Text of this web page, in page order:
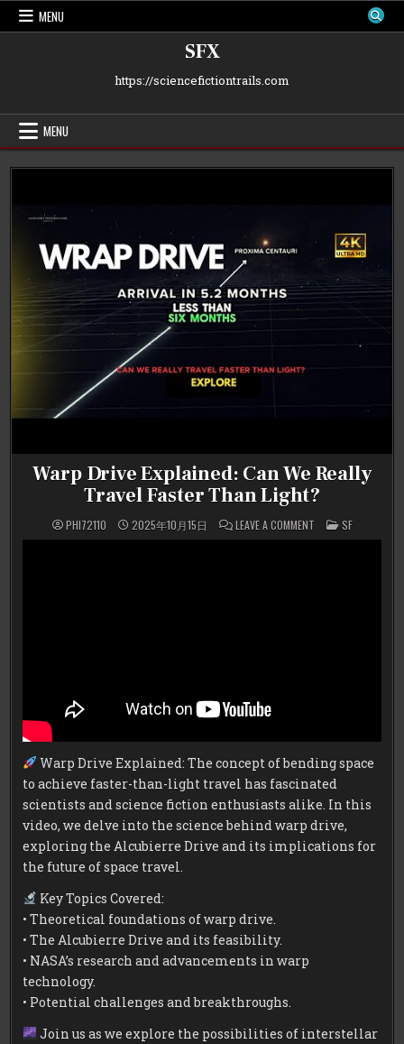
Skip
MENU
SFX
https://sciencefictiontrails.com
MENU
Warp Drive Explained: Can We Really
Travel Faster Than Light?
PHI72110 2025年10月15日 LEAVE A COMMENTON
WARP
POSTED
IN
SF
Warp Drive Explained: The concept of bending space
to achieve faster-than-light travel has fascinated
scientists and science fiction enthusiasts alike. In this
video, we delve into the science behind warp drive,
exploring the Alcubierre Drive and its implications for
the future of space travel.
Key Topics Covered:
• Theoretical foundations of warp drive.
• The Alcubierre Drive and its feasibility.
• NASA’s research and advancements in warp
technology.
• Potential challenges and breakthroughs.
Join us as we explore the possibilities of interstellar